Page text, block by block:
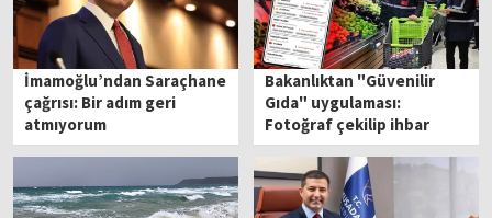
İmamoğlu’ndan Saraçhane
çağrısı: Bir adım geri
atmıyorum
Bakanlıktan "Güvenilir
Gıda" uygulaması:
Fotoğraf çekilip ihbar
yapılabilecek!